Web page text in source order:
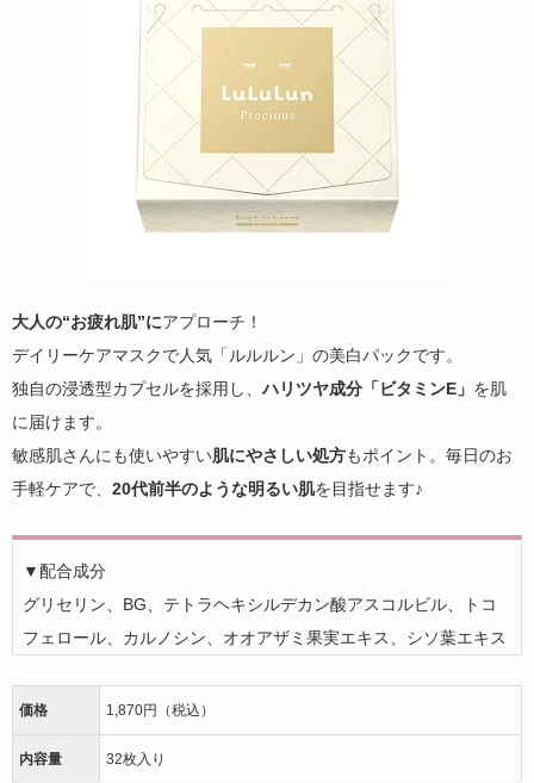
大人の“お疲れ肌”にアプローチ！
デイリーケアマスクで人気「ルルルン」の美白パックです。
独自の浸透型カプセルを採用し、ハリツヤ成分「ビタミンE」 を肌
に届けます。
敏感肌さんにも使いやすい肌にやさしい処方もポイント。毎日のお
手軽ケアで、 20代前半のような明るい肌を目指せます♪
▼配合成分
グリセリン、BG、テトラヘキシルデカン酸アスコルビル、トコ
フェロール、カルノシン、オオアザミ果実エキス、シソ葉エキス
価格 1,870円（税込）
内容量 32枚入り